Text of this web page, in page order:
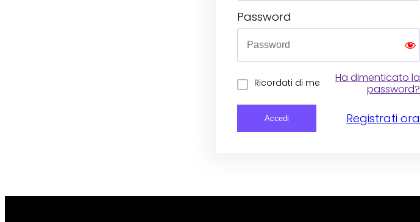
Password
Ricordati di me
Ha dimenticato la
password?
Accedi Registrati ora